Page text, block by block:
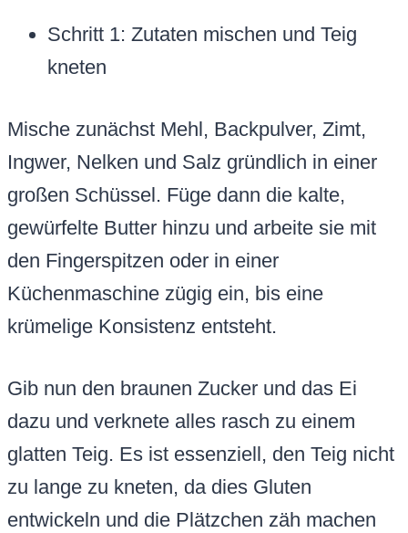
Schritt 1: Zutaten mischen und Teig
kneten
Mische zunächst Mehl, Backpulver, Zimt,
Ingwer, Nelken und Salz gründlich in einer
großen Schüssel. Füge dann die kalte,
gewürfelte Butter hinzu und arbeite sie mit
den Fingerspitzen oder in einer
Küchenmaschine zügig ein, bis eine
krümelige Konsistenz entsteht.
Gib nun den braunen Zucker und das Ei
dazu und verknete alles rasch zu einem
glatten Teig. Es ist essenziell, den Teig nicht
zu lange zu kneten, da dies Gluten
entwickeln und die Plätzchen zäh machen